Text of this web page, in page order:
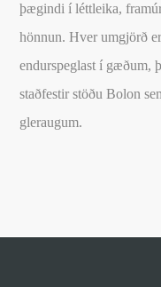
þægindi í léttleika,
hönnun. Hver umgjörð
endurspeglast í gæðum,
staðfestir stöðu Bolon
gleraugum.